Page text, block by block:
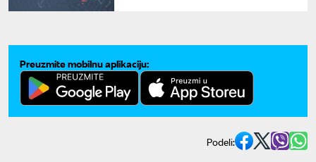
Preuzmite mobilnu aplikaciju:
Podeli: